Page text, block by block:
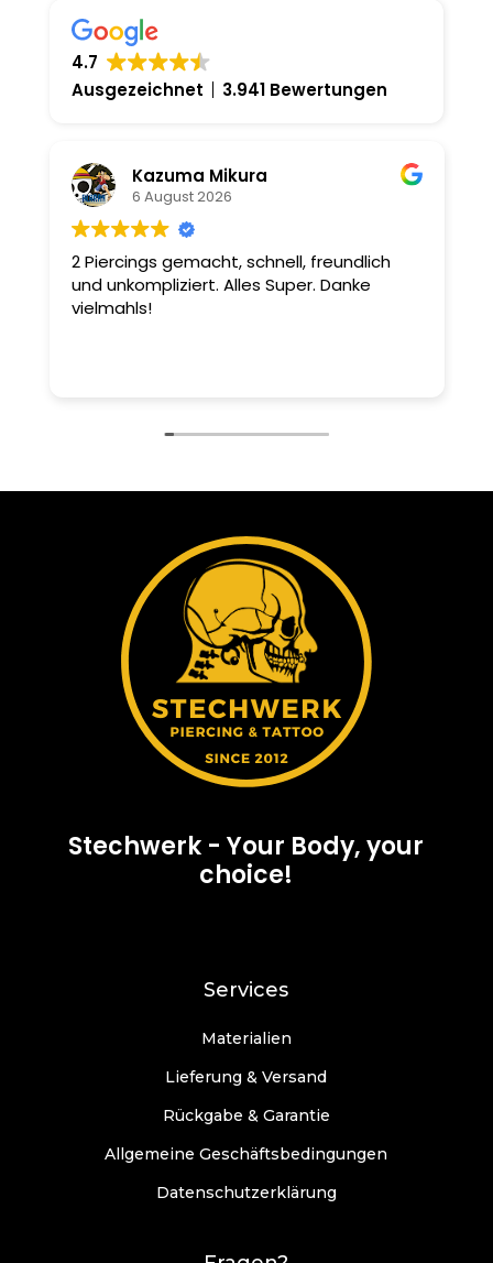
4.7
Ausgezeichnet
3.941 Bewertungen
Kazuma Mikura
6 August 2026
2 Piercings gemacht, schnell, freundlich
und unkompliziert. Alles Super. Danke
vielmahls!
Stechwerk - Your Body, your
choice!
Services
Materialien
Lieferung & Versand
Rückgabe & Garantie
Allgemeine Geschäftsbedingungen
Datenschutzerklärung